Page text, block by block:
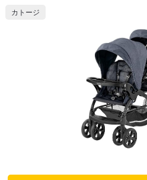
カトージ